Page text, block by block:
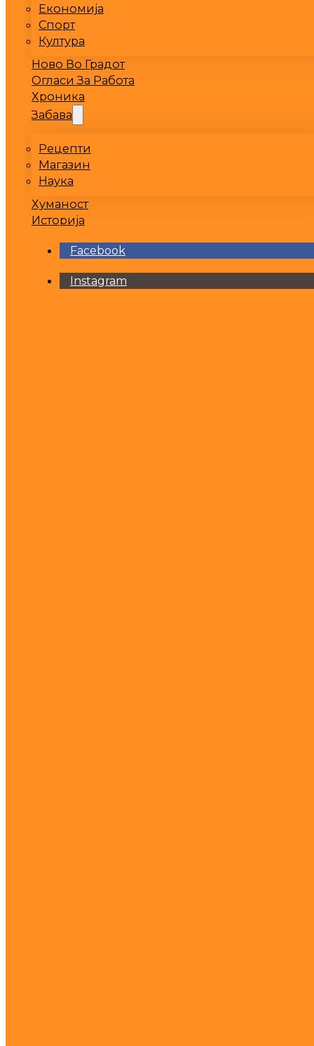
Економија
Спорт
Култура
Ново Во Градот
Огласи За Работа
Хроника
Забава
Рецепти
Магазин
Наука
Хуманост
Историја
Facebook
Instagram